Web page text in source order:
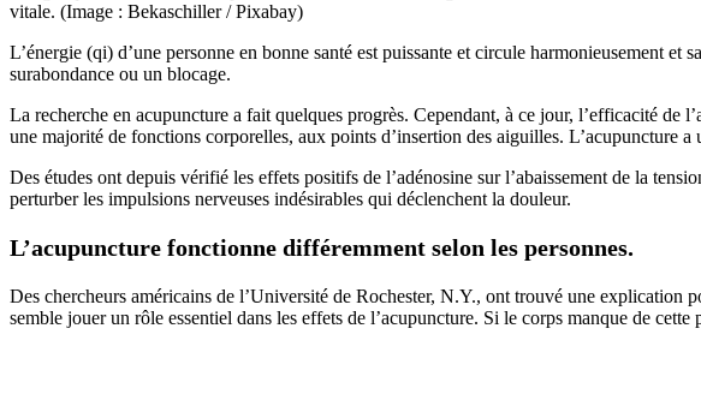
vitale. (Image : Bekaschiller / Pixabay)
L’énergie (qi) d’une personne en bonne santé est puissante et circule harmonieusement
surabondance ou un blocage.
La recherche en acupuncture a fait quelques progrès. Cependant, à ce jour, l’efficacité de
une majorité de fonctions corporelles, aux points d’insertion des aiguilles. L’acupuncture
Des études ont depuis vérifié les effets positifs de l’adénosine sur l’abaissement de la
perturber les impulsions nerveuses indésirables qui déclenchent la douleur.
L’acupuncture fonctionne différemment selon les personnes.
Des chercheurs américains de l’Université de Rochester, N.Y., ont trouvé une
semble jouer un rôle essentiel dans les effets de l’acupuncture. Si le corps manque de